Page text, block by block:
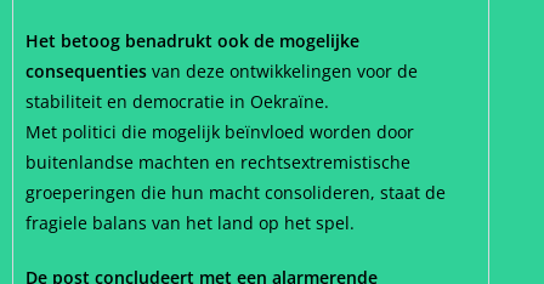
Het betoog benadrukt ook de mogelijke
consequenties van deze ontwikkelingen voor de
stabiliteit en democratie in Oekraïne.
Met politici die mogelijk beïnvloed worden door
buitenlandse machten en rechtsextremistische
groeperingen die hun macht consolideren, staat de
fragiele balans van het land op het spel.
De post concludeert met een alarmerende